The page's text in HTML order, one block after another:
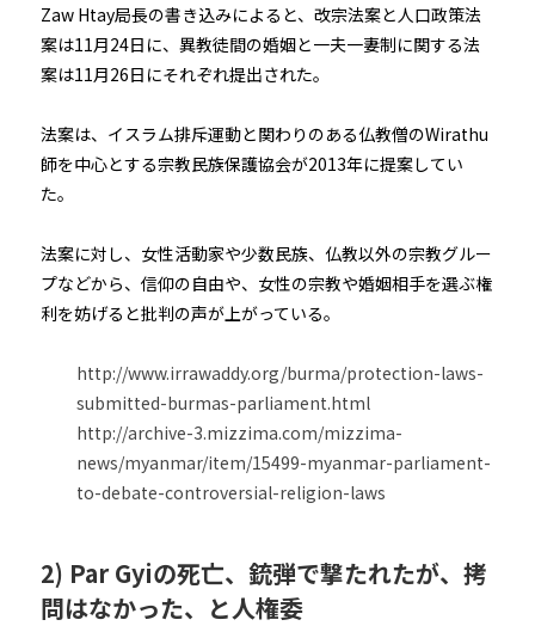
Zaw Htay局長の書き込みによると、改宗法案と人口政策法
案は11月24日に、異教徒間の婚姻と一夫一妻制に関する法
案は11月26日にそれぞれ提出された。
法案は、イスラム排斥運動と関わりのある仏教僧のWirathu
師を中心とする宗教民族保護協会が2013年に提案してい
た。
法案に対し、女性活動家や少数民族、仏教以外の宗教グルー
プなどから、信仰の自由や、女性の宗教や婚姻相手を選ぶ権
利を妨げると批判の声が上がっている。
http://www.irrawaddy.org/burma/protection-laws-
submitted-burmas-parliament.html
http://archive-3.mizzima.com/mizzima-
news/myanmar/item/15499-myanmar-parliament-
to-debate-controversial-religion-laws
2) Par Gyiの死亡、銃弾で撃たれたが、拷
問はなかった、と人権委